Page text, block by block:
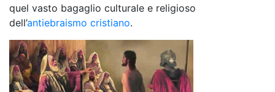
quel vasto bagaglio culturale e religioso
dell’antiebraismo cristiano.